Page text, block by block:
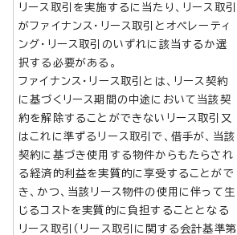
リース取引を実施するに当たり、リース取引
がファイナンス・リース取引とオペレーティ
ング・リース取引のいずれに該当するか選
択する必要がある。
ファイナンス・リース取引とは、リース契約
に基づくリース期間の中途において当該契
約を解除することができないリース取引又
はこれに準ずるリース取引で、借手が、当該
契約に基づき使用する物件からもたらされ
る経済的利益を実質的に享受することがで
き、かつ、当該リース物件の使用に伴って生
じるコストを実質的に負担することとなる
リース取引（リース取引に関する会計基準第